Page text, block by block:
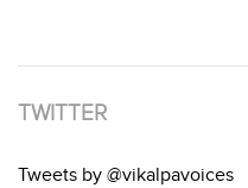
TWITTER
Tweets by @vikalpavoices